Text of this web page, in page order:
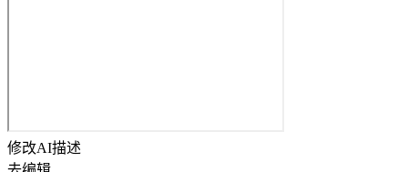
修改AI描述